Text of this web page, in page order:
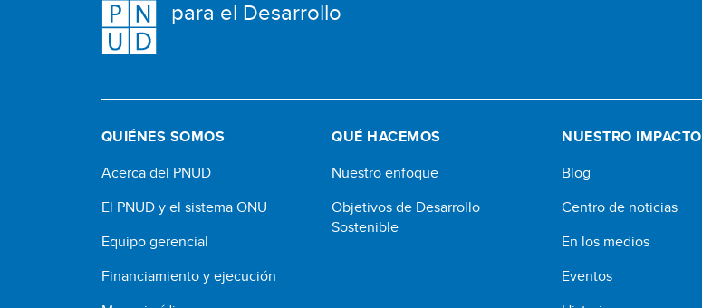
para el Desarrollo
QUIÉNES SOMOS
Acerca del PNUD
El PNUD y el sistema ONU
Equipo gerencial
Financiamiento y ejecución
QUÉ HACEMOS
Nuestro enfoque
Objetivos de Desarrollo
Sostenible
NUESTRO IMPACTO
Blog
Centro de noticias
En los medios
Eventos